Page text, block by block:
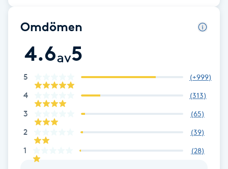
Fransk manikyr
Friskvård
Friskvårdsmassage
Frisör
Omdömen
4.6av5
5 (+999)
4 (313)
3 (65)
2 (39)
1 (28)